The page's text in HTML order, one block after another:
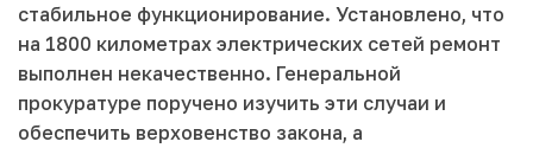
стабильное функционирование. Установлено, что
на 1800 километрах электрических сетей ремонт
выполнен некачественно. Генеральной
прокуратуре поручено изучить эти случаи и
обеспечить верховенство закона, а